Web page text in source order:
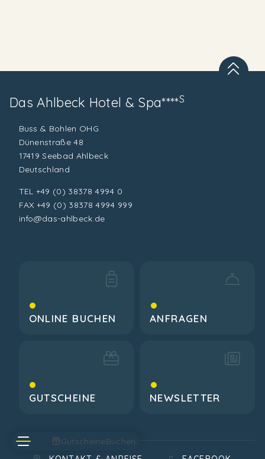
Menü GutscheineBuchen
Das Ahlbeck Hotel & Spa****S
Buss & Bohlen OHG
Dünenstraße 48
17419 Seebad Ahlbeck
Deutschland
TEL +49 (0) 38378 4994 0
FAX +49 (0) 38378 4994 999
info@das-ahlbeck.de
ONLINE BUCHEN ANFRAGEN
GUTSCHEINE NEWSLETTER